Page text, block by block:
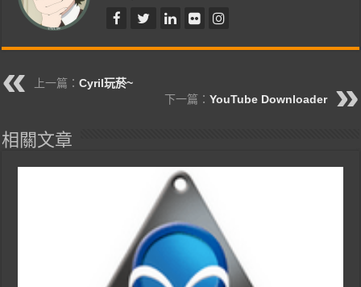
上一篇：Cyril玩菸~
下一篇： YouTube Downloader
相關文章